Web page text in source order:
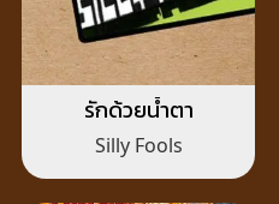
รักด้วยน้ำตา
Silly Fools